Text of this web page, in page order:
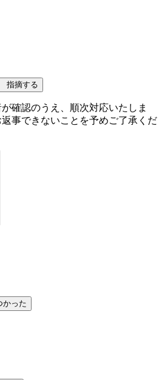
指摘する
確認のうえ、順次対応いたしま
事できないことを予めご了承くだ
かった